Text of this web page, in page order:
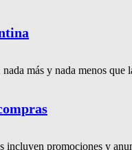
más y nada menos que
promociones y